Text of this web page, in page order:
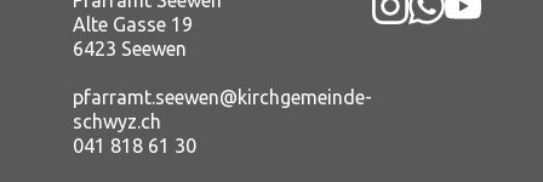
Alte Gasse 19
6423 Seewen
pfarramt.seewen@kirchgemeinde-
schwyz.ch
041 818 61 30